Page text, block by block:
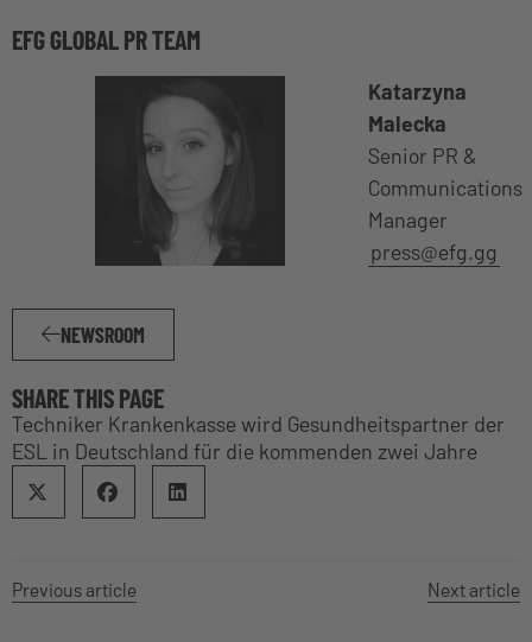
EFG GLOBAL PR TEAM
Katarzyna
Malecka
Senior PR &
Communications
Manager
press@efg.gg
NEWSROOM
SHARE THIS PAGE
Techniker Krankenkasse wird Gesundheitspartner der
ESL in Deutschland für die kommenden zwei Jahre
Previous article Next article